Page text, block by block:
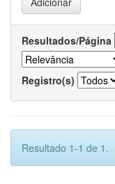
Resultados/Página
Registro(s)
Resultado 1-1 de 1.